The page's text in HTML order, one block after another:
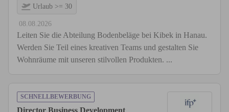
Urlaub >= 30
08.08.2026
Leiten Sie die Abteilung Bodenbeläge bei Kibek in Hanau.
Werden Sie Teil eines kreativen Teams und gestalten Sie
Wohnräume mit unseren stilvollen Produkten. ...
SCHNELLBEWERBUNG